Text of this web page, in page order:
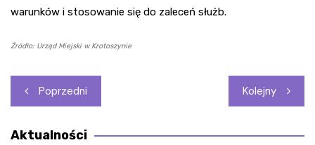
warunków i stosowanie się do zaleceń służb.
Źródło: Urząd Miejski w Krotoszynie
Nawigacja
wpisu
Poprzedni Kolejny
Aktualności